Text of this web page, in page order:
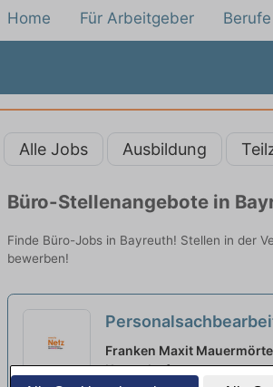
Home Für Arbeitgeber Berufe
Alle Jobs Ausbildung
Büro-Stellenangebote in
Finde Büro-Jobs in Bayreuth! Stellen in der
bewerben!
Entgeltabrechnung
Vollzeit / Teilzeit neu
Franken Maxit Mauermörtel
Kasendorf